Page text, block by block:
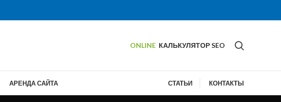
ONLINE КАЛЬКУЛЯТОР SEO
АРЕНДА САЙТА СТАТЬИ КОНТАКТЫ